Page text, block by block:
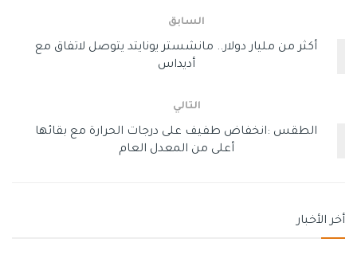
السابق
أكثر من مليار دولار.. مانشستر يونايتد يتوصل لاتفاق مع
أديداس
التالي
الطقس :انخفاض طفيف على درجات الحرارة مع بقائها
أعلى من المعدل العام
أخر الأخبار